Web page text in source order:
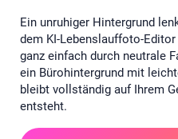
Ein unruhiger Hintergrund
dem KI-Lebenslauffoto-
ganz einfach durch neutrale
ein Bürohintergrund mit
bleibt vollständig auf Ihrem
entsteht.